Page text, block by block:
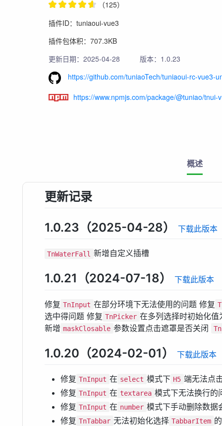
（125）
插件ID：tuniaoui-vue3
插件包体积：707.3KB
更新日期：2025-04-28
版本：1.0.23
https://github.com/tuniaoTech/tuniaoui-rc-vue3-
https://www.npmjs.com/package/@tuniao/tnui-
概述
更新记录
1.0.23（2025-04-28） 下载此版本
TnWaterFall 新增自定义插槽
1.0.21（2024-07-18） 下载此版本
修复 TnInput 在部分环境下无法使用的问题 修复
选中得问题 修复 TnPicker 在多列选择时初始化
新增 maskClosable 参数设置点击遮罩是否关闭
1.0.20（2024-02-01） 下载此版本
修复 TnInput 在 select 模式下 H5 端无法点
修复 TnInput 在 textarea 模式下无法换行的
修复 TnInput 在 number 模式下手动删除数据
修复 TnTabbar 无法初始化选择 TabbarItem